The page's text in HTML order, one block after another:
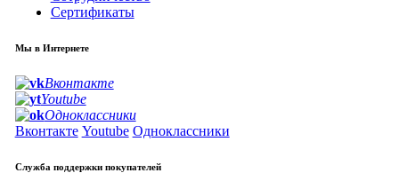
Сертификаты
Мы в Интернете
Вконтакте
Youtube
Одноклассники
Вконтакте Youtube Одноклассники
Служба поддержки покупателей